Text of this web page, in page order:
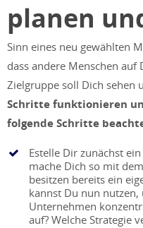
planen
Sinn eines neu gewählten
dass andere Menschen
Zielgruppe soll Dich sehen
Schritte funktionieren
folgende Schritte
Estelle Dir zunächst
mache Dich so mit
besitzen bereits ein
kannst Du nun
Unternehmen
auf? Welche Strategie